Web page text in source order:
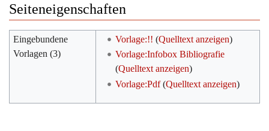
Seiteneigenschaften
Eingebundene
Vorlagen (3)
Vorlage:!! (Quelltext anzeigen)
Vorlage:Infobox Bibliografie
(Quelltext anzeigen)
Vorlage:Pdf(Quelltext anzeigen)